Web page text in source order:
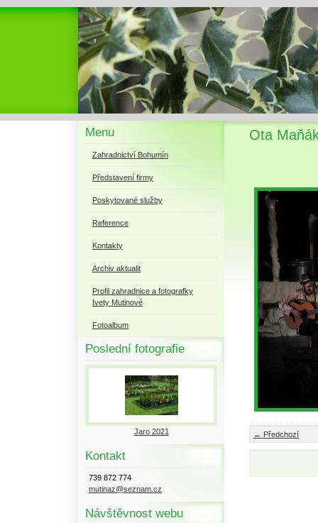
Menu
Zahradnictví Bohumín
Představení firmy
Poskytované služby
Reference
Kontakty
Archiv aktualit
Profil zahradnice a fotografky
Ivety Mutinové
Fotoalbum
Poslední fotografie
Jaro 2021
Kontakt
739 872 774
mutinaz@seznam.cz
Návštěvnost webu
Ota
← Předchozí